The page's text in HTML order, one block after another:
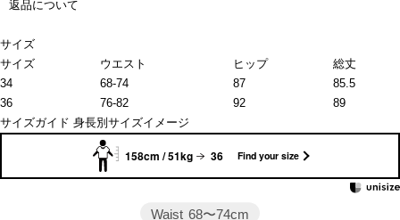
返品について
サイズ
サイズ
ウエスト ヒップ
総丈
34
68-74 87
85.5
36
76-82 92
89
サイズガイド 身長別サイズイメージ
158cm / 51kg 36 Find your size
Waist 68〜74cm